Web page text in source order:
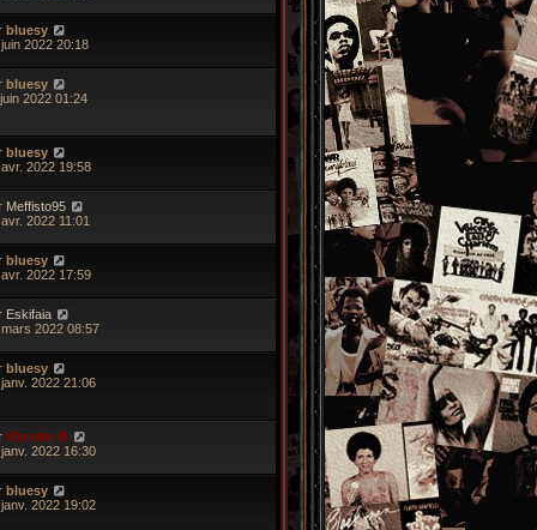
bluesy
2022 20:18
bluesy
2022 01:24
bluesy
2022 19:58
Meffisto95
2022 11:01
bluesy
2022 17:59
Eskifaia
mars 2022 08:57
bluesy
2022 21:06
Wonder B
2022 16:30
bluesy
2022 19:02